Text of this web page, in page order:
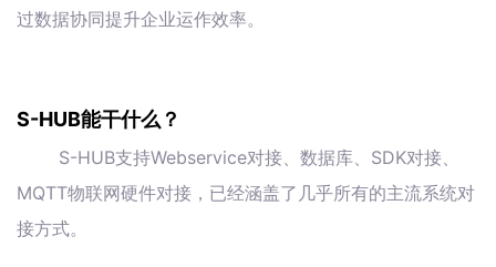
过数据协同提升企业运作效率。
S-HUB能干什么？
S-HUB支持Webservice对接、数据库、SDK对接、
MQTT物联网硬件对接，已经涵盖了几乎所有的主流系统对
接方式。